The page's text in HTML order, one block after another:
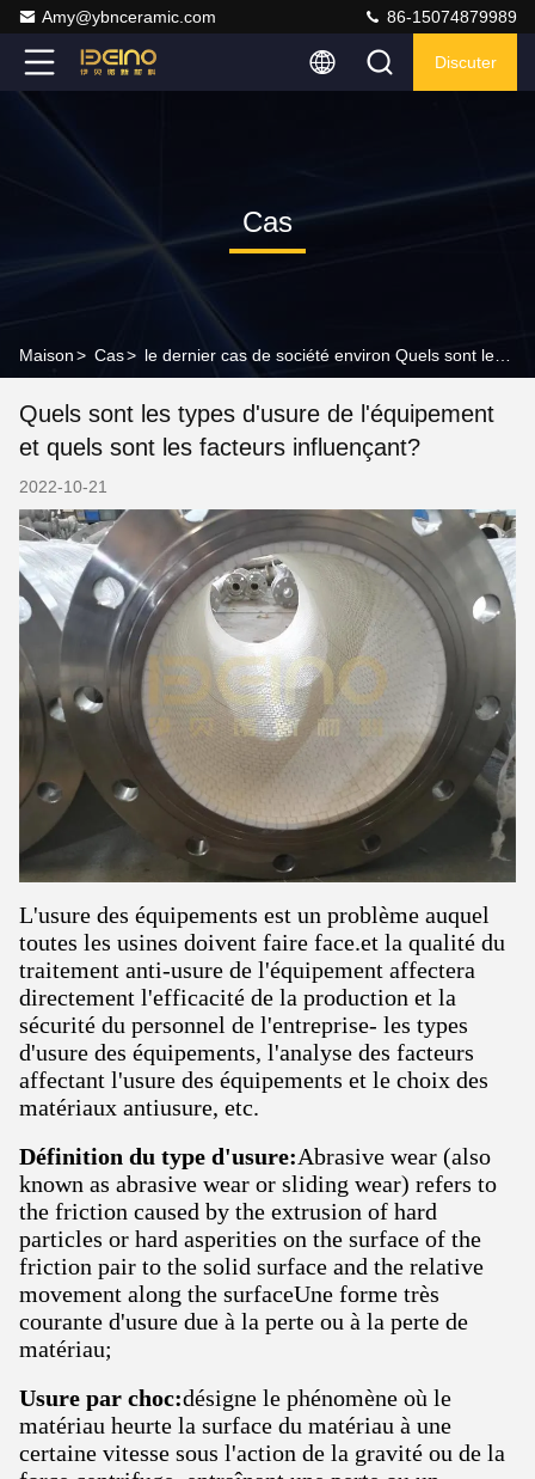
Amy@ybnceramic.com 86-15074879989
Discuter
Cas
Maison> Cas>
Quels sont les types d'usure de l'équipement
et quels sont les facteurs influençant?
2022-10-21
L'usure des équipements est un problème auquel
toutes les usines doivent faire face.et la qualité du
traitement anti-usure de l'équipement affectera
directement l'efficacité de la production et la
sécurité du personnel de l'entreprise- les types
d'usure des équipements, l'analyse des facteurs
affectant l'usure des équipements et le choix des
matériaux antiusure, etc.
Définition du type d'usure:Abrasive wear (also
known as abrasive wear or sliding wear) refers to
the friction caused by the extrusion of hard
particles or hard asperities on the surface of the
friction pair to the solid surface and the relative
movement along the surfaceUne forme très
courante d'usure due à la perte ou à la perte de
matériau;
Usure par choc:désigne le phénomène où le
matériau heurte la surface du matériau à une
certaine vitesse sous l'action de la gravité ou de la